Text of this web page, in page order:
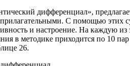
дифференциал»,
С помощью этих
и настроение. На каждую из
в методике приходится по 10 пар
26.